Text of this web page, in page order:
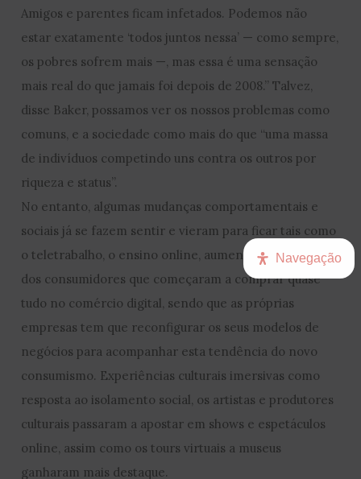
Amigos e parentes ficam infetados. Podemos não
estar exatamente ‘todos juntos nessa’ — como sempre,
os pobres sofrem mais —, mas essa é uma sensação
mais real do que jamais foi depois de 2008.” Talvez,
disse Baker, possamos ver os nossos problemas como
comuns, e a sociedade como mais do que “uma massa
de indivíduos competindo uns contra os outros por
riqueza e status”.
No entanto, algumas mudanças comportamentais e
sociais já se fazem sentir e vieram para ficar tais como
o teletrabalho, o ensino online, aumento exponencial
dos consumidores que começaram a comprar quase
tudo no comércio digital, sendo que as próprias
empresas tem que reconfigurar os seus modelos de
negócios para acompanhar esta tendência do novo
consumismo. Experiências culturais imersivas como
resposta ao isolamento social, os artistas e produtores
culturais passaram a apostar em shows e espetáculos
online, assim como os tours virtuais a museus
ganharam mais destaque.
Navegação